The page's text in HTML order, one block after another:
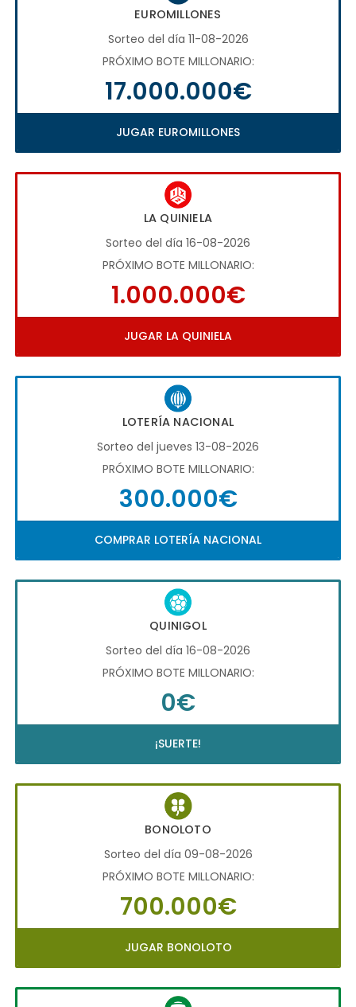
EUROMILLONES
Sorteo del día 11-08-2026
PRÓXIMO BOTE MILLONARIO:
17.000.000€
JUGAR EUROMILLONES
LA QUINIELA
Sorteo del día 16-08-2026
PRÓXIMO BOTE MILLONARIO:
1.000.000€
JUGAR LA QUINIELA
LOTERÍA NACIONAL
Sorteo del jueves 13-08-2026
PRÓXIMO BOTE MILLONARIO:
300.000€
COMPRAR LOTERÍA NACIONAL
QUINIGOL
Sorteo del día 16-08-2026
PRÓXIMO BOTE MILLONARIO:
0€
¡SUERTE!
BONOLOTO
Sorteo del día 09-08-2026
PRÓXIMO BOTE MILLONARIO:
700.000€
JUGAR BONOLOTO